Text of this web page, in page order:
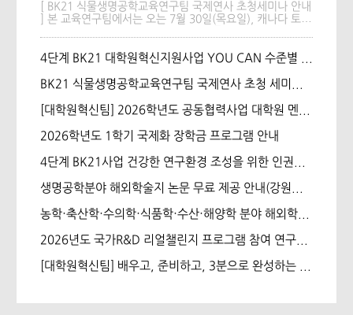
[ BK21 식물생명공학교육연구팀 국제연사 초청세미나 안내
] 본 교육연구팀에서는 오는 7월 30일(목요일), 캐나다 토론
Stomatal Immunity Prevents Leaf Invasion by Bacterial
님은 토론토 대학교 세포·시스템 생물학과(Department of
병원체(Pseudomonas syringae)가 기공을 통해 잎 내부로
침투하는 것을 식물이 어떻게 방어하는지(기공 면역)에 대한
연구 성과를 공유할 예정입니다. 특히 애기장대
(Arabidopsis thaliana)에서 저항성 단백질 CAR1이 병원균
의 이펙터(AvrE1)를 인식하여 기공 면역의 유효 기간을 연
장하고 잎 조직 침투를 방어하는 메커니즘을 소개합니다. 식
물 생명공학 및 병원균 방어 면역 메커니즘에 관심 있는 구
성원 여러분의 많은 참여 부탁드립니다. • 주제: Effector-
triggered Stomatal Immunity Prevents Leaf Invasion
by Bacterial Pathogens • 일시: 2026년 7월 30일(목) pm
4:00 • 장소: 생명과학관 서관 335호 • 초청연사: Prof.
Darrell Desveaux Department of Cell & Systems
BiologyUniversity of Toronto, Canada • 요약문: The
phytopathogen Pseudomonas syringae must enter the
4단계 BK21 대학원혁신지원사업 YOU CAN 수준별 R 코딩(비교과 프로그램)
BK21 식물생명공학교육연구팀 국제연사 초청 세미나(26.7.13)
[대학원혁신팀] 2026학년도 공동협력사업 대학원 멘토-멘티 프로그램 멘토 모집
2026학년도 1학기 국제화 장학금 프로그램 안내
4단계 BK21사업 건강한 연구환경 조성을 위한 인권침해 예방교육 의무 수강 안내
생명공학분야 해외학술지 논문 무료 제공 안내(강원대학교)
농학·축산학·수의학·식품학·수산·해양학 분야 해외학술지 논문 무료 제공 안내(전북대학교)
2026년도 국가R&D 리얼챌린지 프로그램 참여 연구팀 모집 안내
[대학원혁신팀] 배우고, 준비하고, 3분으로 완성하는 나의 연구, 제 2회 K-3MT 참가자 모집